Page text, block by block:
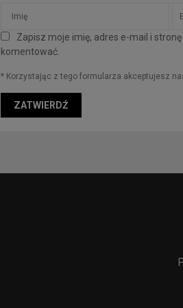
Zapisz moje imię, adres e-mail i
komentować.
* Korzystając z tego formularza akceptujesz